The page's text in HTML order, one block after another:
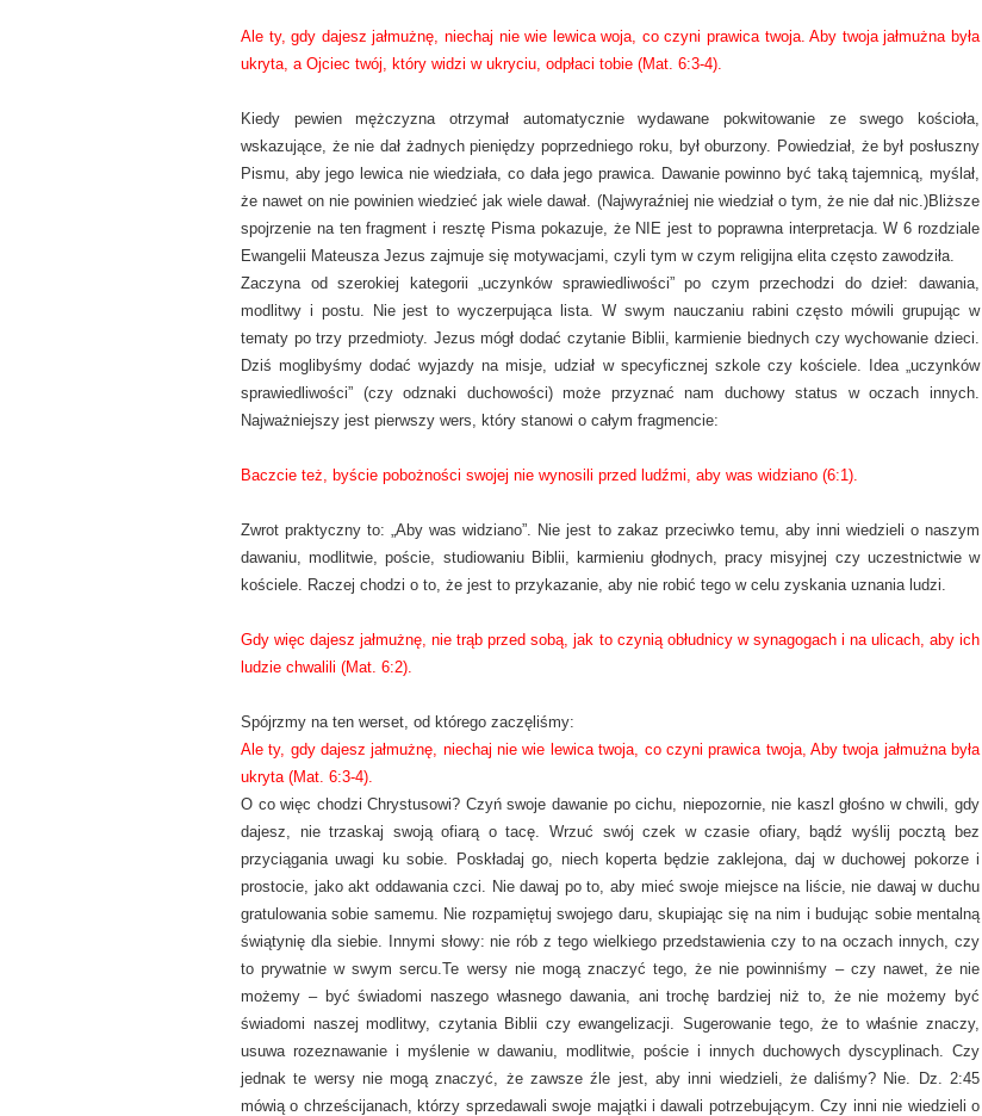
Ale ty, gdy dajesz jałmużnę, niechaj nie wie lewica woja, co czyni prawica twoja. Aby twoja jałmużna była
ukryta, a Ojciec twój, który widzi w ukryciu, odpłaci tobie (Mat. 6:3-4).
Kiedy pewien mężczyzna otrzymał automatycznie wydawane pokwitowanie ze swego kościoła,
wskazujące, że nie dał żadnych pieniędzy poprzedniego roku, był oburzony. Powiedział, że był posłuszny
Pismu, aby jego lewica nie wiedziała, co dała jego prawica. Dawanie powinno być taką tajemnicą, myślał,
że nawet on nie powinien wiedzieć jak wiele dawał. (Najwyraźniej nie wiedział o tym, że nie dał nic.)Bliższe
spojrzenie na ten fragment i resztę Pisma pokazuje, że NIE jest to poprawna interpretacja. W 6 rozdziale
Ewangelii Mateusza Jezus zajmuje się motywacjami, czyli tym w czym religijna elita często zawodziła.
Zaczyna od szerokiej kategorii „uczynków sprawiedliwości” po czym przechodzi do dzieł: dawania,
modlitwy i postu. Nie jest to wyczerpująca lista. W swym nauczaniu rabini często mówili grupując w
tematy po trzy przedmioty. Jezus mógł dodać czytanie Biblii, karmienie biednych czy wychowanie dzieci.
Dziś moglibyśmy dodać wyjazdy na misje, udział w specyficznej szkole czy kościele. Idea „uczynków
sprawiedliwości” (czy odznaki duchowości) może przyznać nam duchowy status w oczach innych.
Najważniejszy jest pierwszy wers, który stanowi o całym fragmencie:
Baczcie też, byście pobożności swojej nie wynosili przed ludźmi, aby was widziano (6:1).
Zwrot praktyczny to: „Aby was widziano”. Nie jest to zakaz przeciwko temu, aby inni wiedzieli o naszym
dawaniu, modlitwie, poście, studiowaniu Biblii, karmieniu głodnych, pracy misyjnej czy uczestnictwie w
kościele. Raczej chodzi o to, że jest to przykazanie, aby nie robić tego w celu zyskania uznania ludzi.
Gdy więc dajesz jałmużnę, nie trąb przed sobą, jak to czynią obłudnicy w synagogach i na ulicach, aby ich
ludzie chwalili (Mat. 6:2).
Spójrzmy na ten werset, od którego zaczęliśmy:
Ale ty, gdy dajesz jałmużnę, niechaj nie wie lewicatwoja, co czyni prawica twoja, Aby twoja jałmużna była
ukryta (Mat. 6:3-4).
O co więc chodzi Chrystusowi? Czyń swoje dawanie po cichu, niepozornie, nie kaszl głośno w chwili, gdy
dajesz, nie trzaskaj swoją ofiarą o tacę. Wrzuć swój czek w czasie ofiary, bądź wyślij pocztą bez
przyciągania uwagi ku sobie. Poskładaj go, niech koperta będzie zaklejona, daj w duchowej pokorze i
prostocie, jako akt oddawania czci. Nie dawaj po to, aby mieć swoje miejsce na liście, nie dawaj w duchu
gratulowania sobie samemu. Nie rozpamiętuj swojego daru, skupiając się na nim i budując sobie mentalną
świątynię dla siebie. Innymi słowy: nie rób z tego wielkiego przedstawienia czy to na oczach innych, czy
to prywatnie w swym sercu.Te wersy nie mogą znaczyć tego, że nie powinniśmy – czy nawet, że nie
możemy – być świadomi naszego własnego dawania, ani trochę bardziej niż to, że nie możemy być
świadomi naszej modlitwy, czytania Biblii czy ewangelizacji. Sugerowanie tego, że to właśnie znaczy,
usuwa rozeznawanie i myślenie w dawaniu, modlitwie, poście i innych duchowych dyscyplinach. Czy
jednak te wersy nie mogą znaczyć, że zawsze źle jest, aby inni wiedzieli, że daliśmy? Nie. Dz. 2:45
mówią o chrześcijanach, którzy sprzedawali swoje majątki i dawali potrzebującym. Czy inni nie wiedzieli o